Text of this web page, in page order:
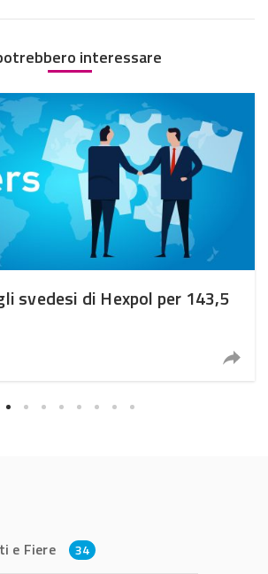
interessare
svedesi di Hexpol per 143,5
e Fiere 34